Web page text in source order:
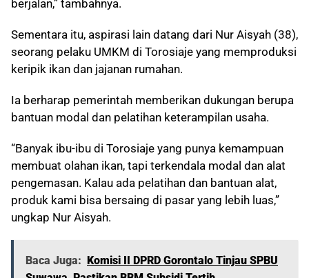
berjalan,” tambahnya.
Sementara itu, aspirasi lain datang dari Nur Aisyah (38),
seorang pelaku UMKM di Torosiaje yang memproduksi
keripik ikan dan jajanan rumahan.
Ia berharap pemerintah memberikan dukungan berupa
bantuan modal dan pelatihan keterampilan usaha.
“Banyak ibu-ibu di Torosiaje yang punya kemampuan
membuat olahan ikan, tapi terkendala modal dan alat
pengemasan. Kalau ada pelatihan dan bantuan alat,
produk kami bisa bersaing di pasar yang lebih luas,”
ungkap Nur Aisyah.
Baca Juga: Komisi II DPRD Gorontalo Tinjau SPBU